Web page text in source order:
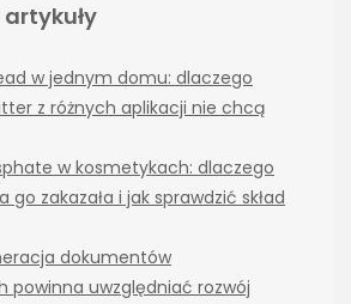
w jednym domu: dlaczego
z różnych aplikacji nie chcą
w kosmetykach: dlaczego
go zakazała i jak sprawdzić skład
dokumentów
powinna uwzględniać rozwój